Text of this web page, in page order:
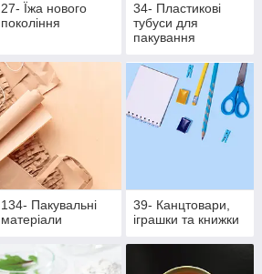
27- Їжа нового
покоління
34- Пластикові
тубуси для
пакування
134- Пакувальні
матеріали
39- Канцтовари,
іграшки та книжки